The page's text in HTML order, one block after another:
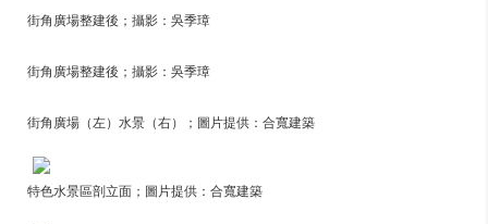
街角廣場整建後；攝影：吳季璋
街角廣場整建後；攝影：吳季璋
街角廣場（左）水景（右）；圖片提供：合寬建築
特色水景區剖立面；圖片提供：合寬建築